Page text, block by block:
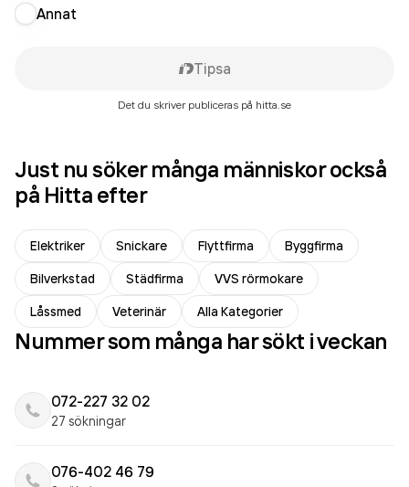
Annat
Tipsa
Det du skriver publiceras på hitta.se
Just nu söker många människor också
på Hitta efter
Elektriker Snickare Flyttfirma
Byggfirma
Bilverkstad
Städfirma
VVS rörmokare
Låssmed
Veterinär Alla Kategorier
Nummer som många har sökt i veckan
072-227 32 02
27 sökningar
076-402 46 79